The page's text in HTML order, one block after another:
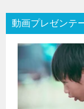
動画プレゼンテ